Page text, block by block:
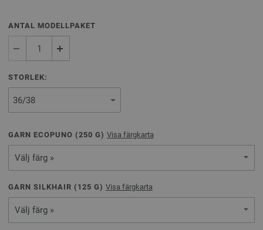
ANTAL MODELLPAKET
STORLEK:
GARN ECOPUNO (250 G) Visa färgkarta
Välj färg »
GARN SILKHAIR ( 125 G) Visa färgkarta
Välj färg »